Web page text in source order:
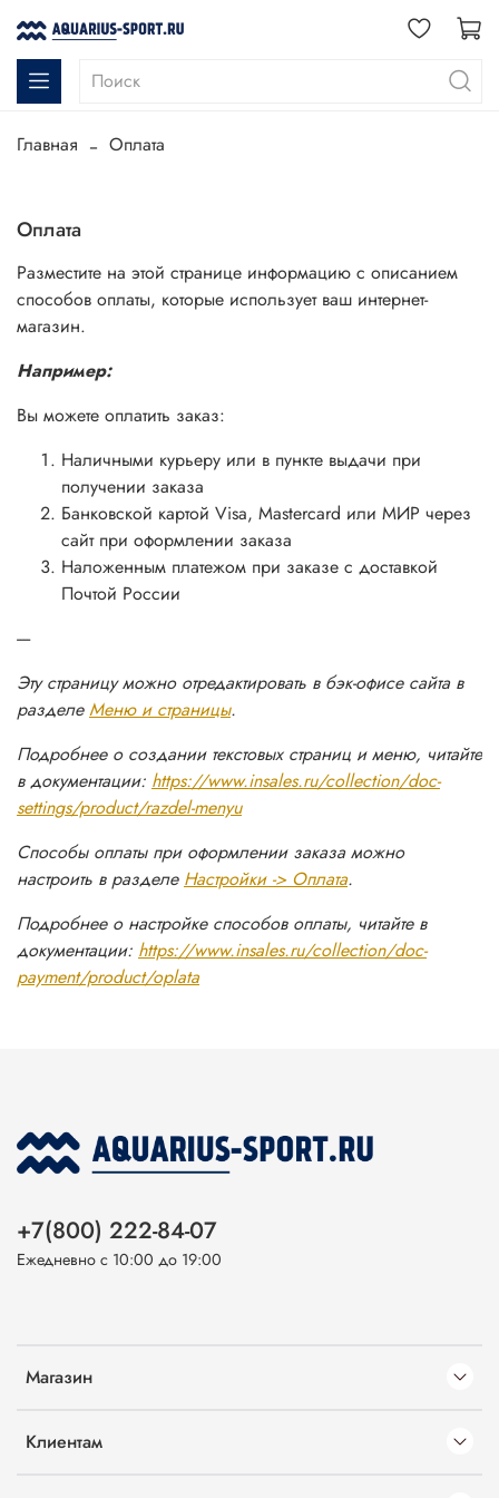
Главная Оплата
Оплата
Разместите на этой странице информацию с описанием
способов оплаты, которые использует ваш интернет-
магазин.
Например:
Вы можете оплатить заказ:
Наличными курьеру или в пункте выдачи при
получении заказа
Банковской картой Visa, Mastercard или МИР через
сайт при оформлении заказа
Наложенным платежом при заказе с доставкой
Почтой России
----
Эту страницу можно отредактировать в бэк-офисе сайта в
разделеМеню и страницы.
Подробнее о создании текстовых страниц и меню, читайте
в документации: https://www.insales.ru/collection/doc-
settings/product/razdel-menyu
Способы оплаты при оформлении заказа можно
настроить в разделе Настройки -> Оплата.
Подробнее о настройке способов оплаты, читайте в
документации: https://www.insales.ru/collection/doc-
payment/product/oplata
Магазин
Клиентам
+7(800) 222-84-07
Ежедневно с 10:00 до 19:00